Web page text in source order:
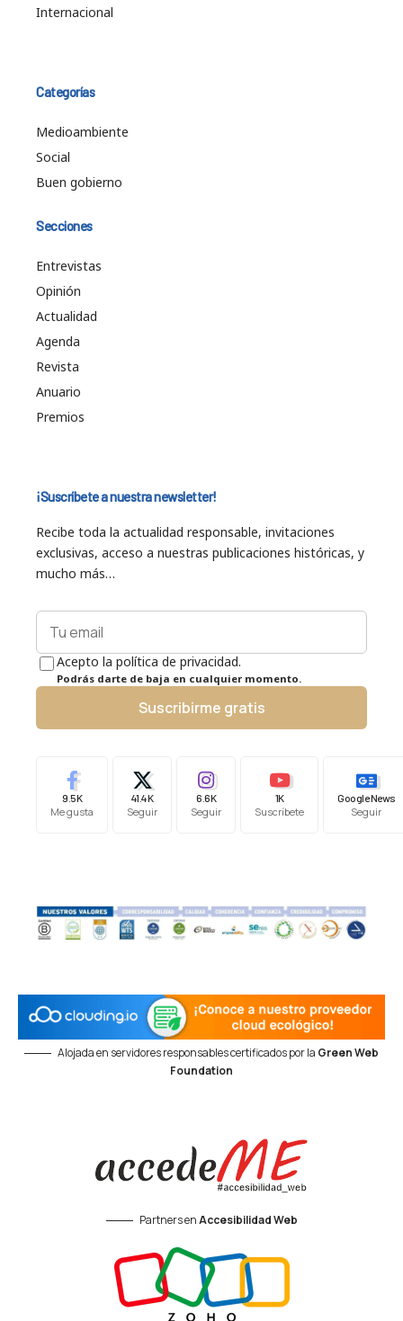
Internacional
Categorías
Medioambiente
Social
Buen gobierno
Secciones
Entrevistas
Opinión
Actualidad
Agenda
Revista
Anuario
Premios
¡Suscríbete a nuestra newsletter!
Recibe toda la actualidad responsable, invitaciones
exclusivas, acceso a nuestras publicaciones históricas, y
mucho más…
Acepto la política de privacidad.
Podrás darte de baja en cualquier momento.
Suscribirme gratis
9.5K
Me gusta
41.4K
Seguir
6.6K
Seguir
1K
Suscríbete
Google News
Seguir
Alojada en servidores responsables certificados por la Green Web
Foundation
Partners enAccesibilidad Web